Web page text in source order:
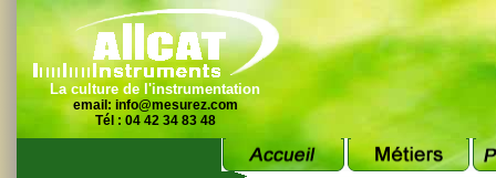
La culture de l'instrumentation
email: info@mesurez.com
Tél : 04 42 34 83 48